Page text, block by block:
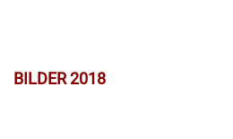
BILDER 2018